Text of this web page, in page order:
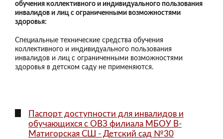
обучения коллективного и индивидуального пользования
инвалидов и лиц с ограниченными возможностями
здоровья:
Специальные технические средства обучения
коллективного и индивидуального пользования
инвалидов и лиц с ограниченными возможностями
здоровья в детском саду не применяются.
Паспорт доступности для инвалидов и
обучающихся с ОВЗ филиала МБОУ В-
Матигорская СШ - Детский сад №30